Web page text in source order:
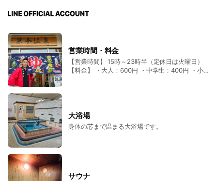
営業時間・料金
【営業時間】 15時～23時半（定休日は火曜日）
【料金】 ・大人：600円 ・中学生：400円 ・小
大浴場
身体の芯まで温まる大浴場です。
サウナ